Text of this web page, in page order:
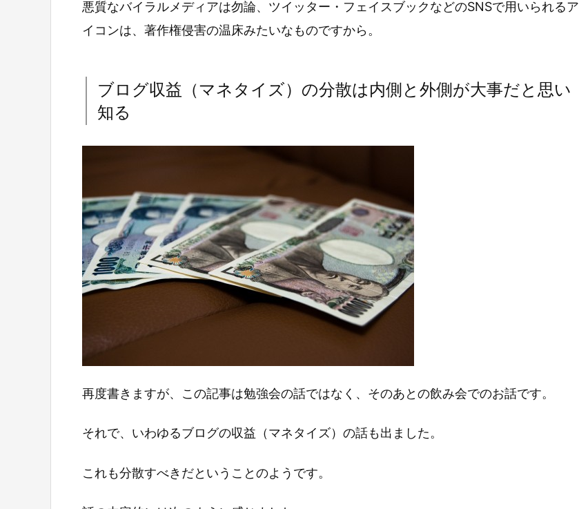
悪質なバイラルメディアは勿論、ツイッター・フェイスブックなどのSNSで用いられるア
イコンは、著作権侵害の温床みたいなものですから。
ブログ収益（マネタイズ）の分散は内側と外側が大事だと思い
知る
再度書きますが、この記事は勉強会の話ではなく、そのあとの飲み会でのお話です。
それで、いわゆるブログの収益（マネタイズ）の話も出ました。
これも分散すべきだということのようです。